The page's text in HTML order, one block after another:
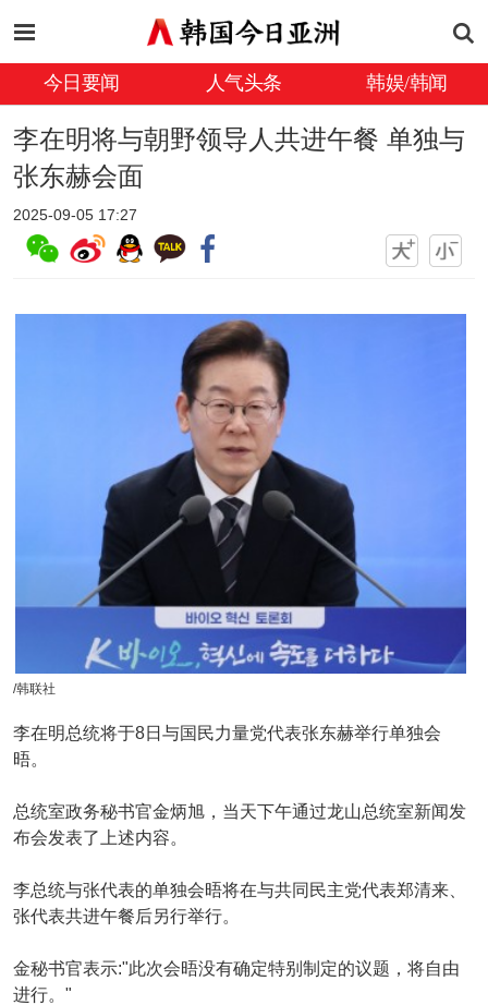
今日要闻 人气头条 韩娱/韩闻
李在明将与朝野领导人共进午餐 单独与
张东赫会面
2025-09-05 17:27
/韩联社
李在明总统将于8日与国民力量党代表张东赫举行单独会
晤。
总统室政务秘书官金炳旭，当天下午通过龙山总统室新闻发
布会发表了上述内容。
李总统与张代表的单独会晤将在与共同民主党代表郑清来、
张代表共进午餐后另行举行。
金秘书官表示:"此次会晤没有确定特别制定的议题，将自由
进行。"